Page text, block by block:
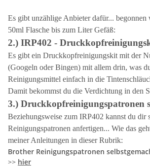
Es gibt unzählige Anbieter dafür... begonnen
50ml Flasche bis zum Liter Gefäß:
2.) IRP402 -
Es gibt ein Druckkopfreinigungskit mit der
(Googeln oder Bingen) mit allem drin, was
Reinigungsmittel einfach in die
Damit bekommst du die Verdichtung in den
3.) Druckkopfreinigungspatronen
Beziehungsweise zum IRP402 kannst du dir
Reinigungspatronen anfertigen... Wie das
meiner Anleitungen in dieser Rubrik:
Brother Reinigungspatronen
>> hier